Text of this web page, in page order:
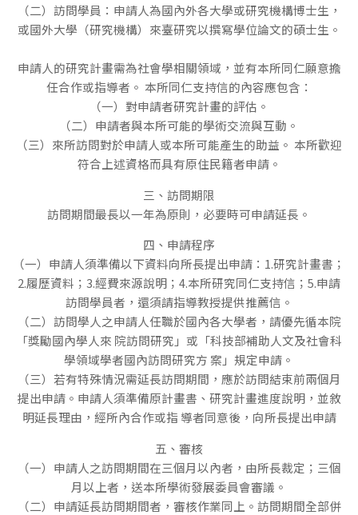
（二）訪問學員：申請人為國內外各大學或研究機構博士生，
或國外大學（研究機構）來臺研究以撰寫學位論文的碩士生。
申請人的研究計畫需為社會學相關領域，並有本所同仁願意擔
任合作或指導者。 本所同仁支持信的內容應包含：
（一）對申請者研究計畫的評估。
（二）申請者與本所可能的學術交流與互動。
（三）來所訪問對於申請人或本所可能產生的助益。 本所歡迎
符合上述資格而具有原住民籍者申請。
三、訪問期限
訪問期間最長以一年為原則，必要時可申請延長。
四、申請程序
（一）申請人須準備以下資料向所長提出申請：1.研究計畫書；
2.履歷資料；3.經費來源說明；4.本所研究同仁支持信；5.申請
訪問學員者，還須請指導教授提供推薦信。
（二）訪問學人之申請人任職於國內各大學者，請優先循本院
「獎勵國內學人來 院訪問研究」或「科技部補助人文及社會科
學領域學者國內訪問研究方 案」規定申請。
（三）若有特殊情況需延長訪問期間，應於訪問結束前兩個月
提出申請。申請人須準備原計畫書、研究計畫進度說明，並敘
明延長理由，經所內合作或指 導者同意後，向所長提出申請
五、審核
（一）申請人之訪問期間在三個月以內者，由所長裁定；三個
月以上者，送本所學術發展委員會審議。
（二）申請延長訪問期間者，審核作業同上。訪問期間全部併